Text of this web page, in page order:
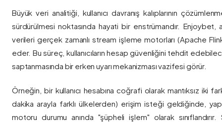
Büyük veri analitiği, kullanıcı davranış kalıplarının
sürdürülmesi noktasında hayati bir enstrümandır. Enjoybet,
verileri gerçek zamanlı stream işleme motorları (Apache Flink
eder. Bu süreç, kullanıcıların hesap güvenliğini tehdit
saptanmasında bir erken uyarı mekanizması vazifesi görür.
Örneğin, bir kullanıcı hesabına coğrafi olarak mantıksız iki
dakika arayla farklı ülkelerden) erişim isteği geldiğinde,
motoru durumu anında "şüpheli işlem" olarak sınıflandırır.